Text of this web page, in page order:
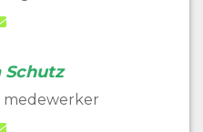
Schutz
medewerker